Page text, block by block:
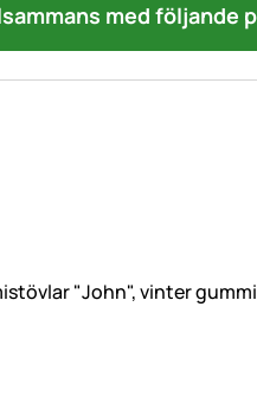
med följande
"John", vinter